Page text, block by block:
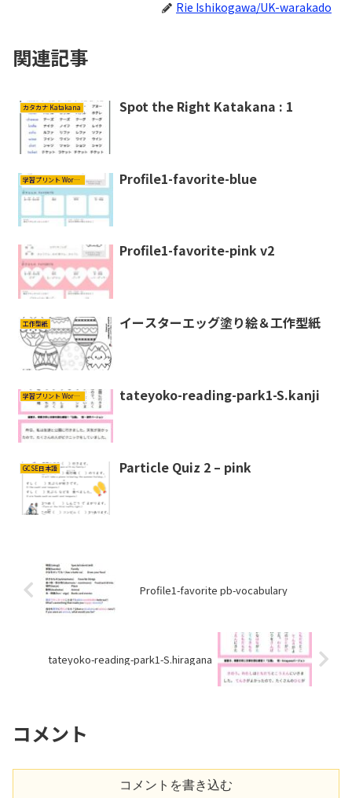
Rie Ishikogawa/UK-warakado
関連記事
カタカナ Katakana Spot the Right Katakana : 1
学習プリント Worksheets Profile1-favorite-blue
Profile1-favorite-pink v2
工作型紙 イースターエッグ塗り絵＆工作型紙
学習プリント Worksheets tateyoko-reading-park1-S.kanji
GCSE日本語 Particle Quiz 2 – pink
Profile1-favorite pb-vocabulary
tateyoko-reading-park1-S.hiragana
コメント
コメントを書き込む